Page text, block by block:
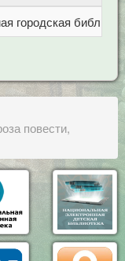
городская
повести,